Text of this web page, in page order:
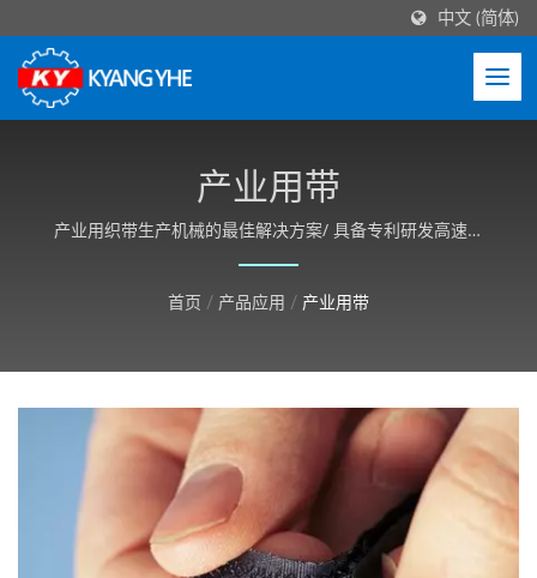
中文 (简体)
产业用带
产业用织带生产机械的最佳解决方案/ 具备专利研发高速织
带机械技术，机型多样化且机台结构稳定性高，并可依客户
首页 / 产品应用 / 产业用带